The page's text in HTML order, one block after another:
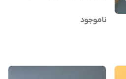
ناموجود